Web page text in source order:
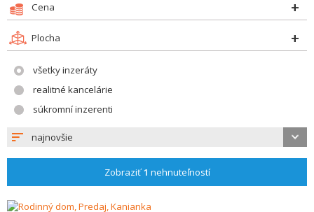
Cena
Plocha
všetky inzeráty
realitné kancelárie
súkromní inzerenti
najnovšie
Zobraziť1 nehnuteľností